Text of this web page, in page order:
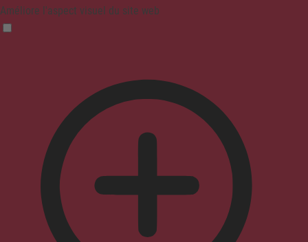
Améliore l'aspect visuel du site web